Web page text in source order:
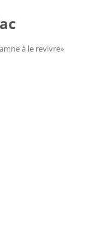
à le revivre»